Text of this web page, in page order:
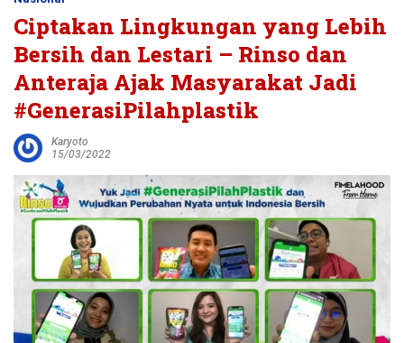
Ciptakan Lingkungan yang Lebih
Bersih dan Lestari – Rinso dan
Anteraja Ajak Masyarakat Jadi
#GenerasiPilahplastik
Karyoto
15/03/2022